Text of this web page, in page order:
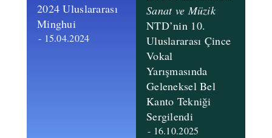
​2024 Uluslararası
Minghui
- 15.04.2024
Sanat ve Müzik
NTD’nin 10.
Uluslararası Çince
Vokal
Yarışmasında
Geleneksel Bel
Kanto Tekniği
Sergilendi
- 16.10.2025